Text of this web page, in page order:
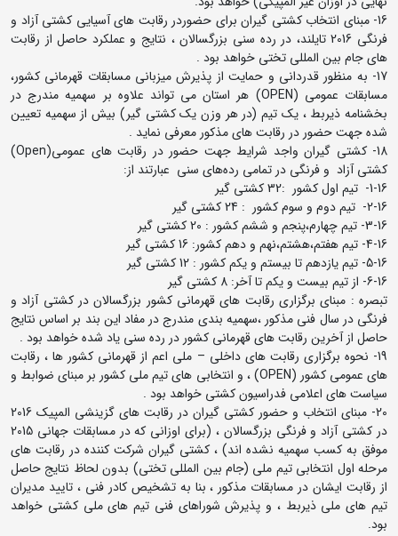
16- مبنای انتخاب کشتی گیران برای حضوردر رقابت های آسیایی کشتی آزاد و
فرنگی 2016 تایلند، در رده سنی بزرگسالان ، نتایج و عملکرد حاصل از رقابت
های جام بین المللی تختی خواهد بود .
17- به منظور قدردانی و حمایت از پذیرش میزبانی مسابقات قهرمانی کشور،
مسابقات عمومی (OPEN) هر استان می تواند علاوه بر سهمیه مندرج در
بخشنامه ذیربط ، یک تیم (در هر وزن یک کشتی گیر) بیش از سهمیه تعیین
شده جهت حضور در رقابت های مذکور معرفی نماید .
18- کشتی گیران واجد شرایط جهت حضور در رقابت های عمومی(Open)
کشتی آزاد و فرنگی در تمامی رده‌های سنی عبارتند از:
1-16- تیم اول کشور :32 کشتی گیر
2-16- تیم دوم و سوم کشور : 24 کشتی گیر
3-16- تیم چهارم،پنجم و ششم کشور : 20 کشتی گیر
4-16- تیم هفتم،هشتم،نهم و دهم کشور: 16 کشتی گیر
5-16- تیم یازدهم تا بیستم و یکم کشور : 12 کشتی گیر
6-16- از تیم بیست و یکم تا آخر: 8 کشتی گیر
تبصره : مبنای برگزاری رقابت های قهرمانی کشور بزرگسالان در کشتی آزاد و
فرنگی در سال فنی مذکور ،سهمیه بندی مندرج در مفاد این بند بر اساس نتایج
حاصل از آخرین رقابت های قهرمانی کشور در رده سنی یاد شده خواهد بود .
19- نحوه برگزاری رقابت های داخلی – ملی اعم از قهرمانی کشور ها ، رقابت
های عمومی کشور (OPEN) ، و انتخابی های تیم ملی کشور بر مبنای ضوابط و
سیاست های اعلامی فدراسیون کشتی خواهد بود .
20- مبنای انتخاب و حضور کشتی گیران در رقابت های گزینشی المپیک 2016
در کشتی آزاد و فرنگی بزرگسالان ، (برای اوزانی که در مسابقات جهانی 2015
موفق به کسب سهمیه نشده اند) ، کشتی گیران شرکت کننده در رقابت های
مرحله اول انتخابی تیم ملی (جام بین المللی تختی) بدون لحاظ نتایج حاصل
از رقابت ایشان در مسابقات مذکور ، بنا به تشخیص کادر فنی ، تایید مدیران
تیم های ملی ذیربط ، و پذیرش شوراهای فنی تیم های ملی کشتی خواهد
بود.